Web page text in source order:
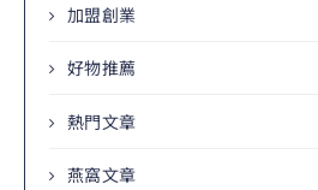
加盟創業
好物推薦
熱門文章
燕窩文章